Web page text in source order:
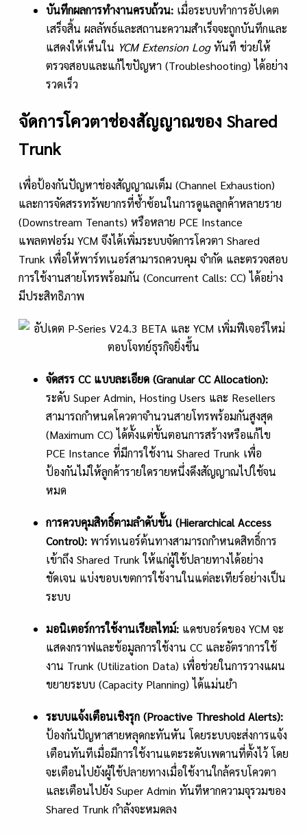
บันทึกผลการทำงานครบถ้วน: เมื่อระบบทำการอัปเดต
เสร็จสิ้น ผลลัพธ์และสถานะความสำเร็จจะถูกบันทึกและ
แสดงให้เห็นใน YCM Extension Logทันที ช่วยให้
ตรวจสอบและแก้ไขปัญหา (Troubleshooting) ได้อย่าง
รวดเร็ว
จัดการโควตาช่องสัญญาณของ Shared
Trunk
เพื่อป้องกันปัญหาช่องสัญญาณเต็ม (Channel Exhaustion)
และการจัดสรรทรัพยากรที่ซ้ำซ้อนในการดูแลลูกค้าหลายราย
(Downstream Tenants) หรือหลาย PCE Instance
แพลตฟอร์ม YCM จึงได้เพิ่มระบบจัดการโควตา Shared
Trunk เพื่อให้พาร์ทเนอร์สามารถควบคุม จำกัด และตรวจสอบ
การใช้งานสายโทรพร้อมกัน (Concurrent Calls: CC) ได้อย่าง
มีประสิทธิภาพ
จัดสรร CC แบบละเอียด (Granular CC Allocation):
ระดับ Super Admin, Hosting Users และ Resellers
สามารถกำหนดโควตาจำนวนสายโทรพร้อมกันสูงสุด
(Maximum CC) ได้ตั้งแต่ขั้นตอนการสร้างหรือแก้ไข
PCE Instance ที่มีการใช้งาน Shared Trunk เพื่อ
ป้องกันไม่ให้ลูกค้ารายใดรายหนึ่งดึงสัญญาณไปใช้จน
หมด
การควบคุมสิทธิ์ตามลำดับขั้น (Hierarchical Access
Control): พาร์ทเนอร์ต้นทางสามารถกำหนดสิทธิ์การ
เข้าถึง Shared Trunk ให้แก่ผู้ใช้ปลายทางได้อย่าง
ชัดเจน แบ่งขอบเขตการใช้งานในแต่ละเทียร์อย่างเป็น
ระบบ
มอนิเตอร์การใช้งานเรียลไทม์: แดชบอร์ดของ YCM จะ
แสดงกราฟและข้อมูลการใช้งาน CC และอัตราการใช้
งาน Trunk (Utilization Data) เพื่อช่วยในการวางแผน
ขยายระบบ (Capacity Planning) ได้แม่นยำ
ระบบแจ้งเตือนเชิงรุก (Proactive Threshold Alerts):
ป้องกันปัญหาสายหลุดกะทันหัน โดยระบบจะส่งการแจ้ง
เตือนทันทีเมื่อมีการใช้งานแตะระดับเพดานที่ตั้งไว้ โดย
จะเตือนไปยังผู้ใช้ปลายทางเมื่อใช้งานใกล้ครบโควตา
และเตือนไปยัง Super Admin ทันทีหากความจุรวมของ
Shared Trunk กำลังจะหมดลง